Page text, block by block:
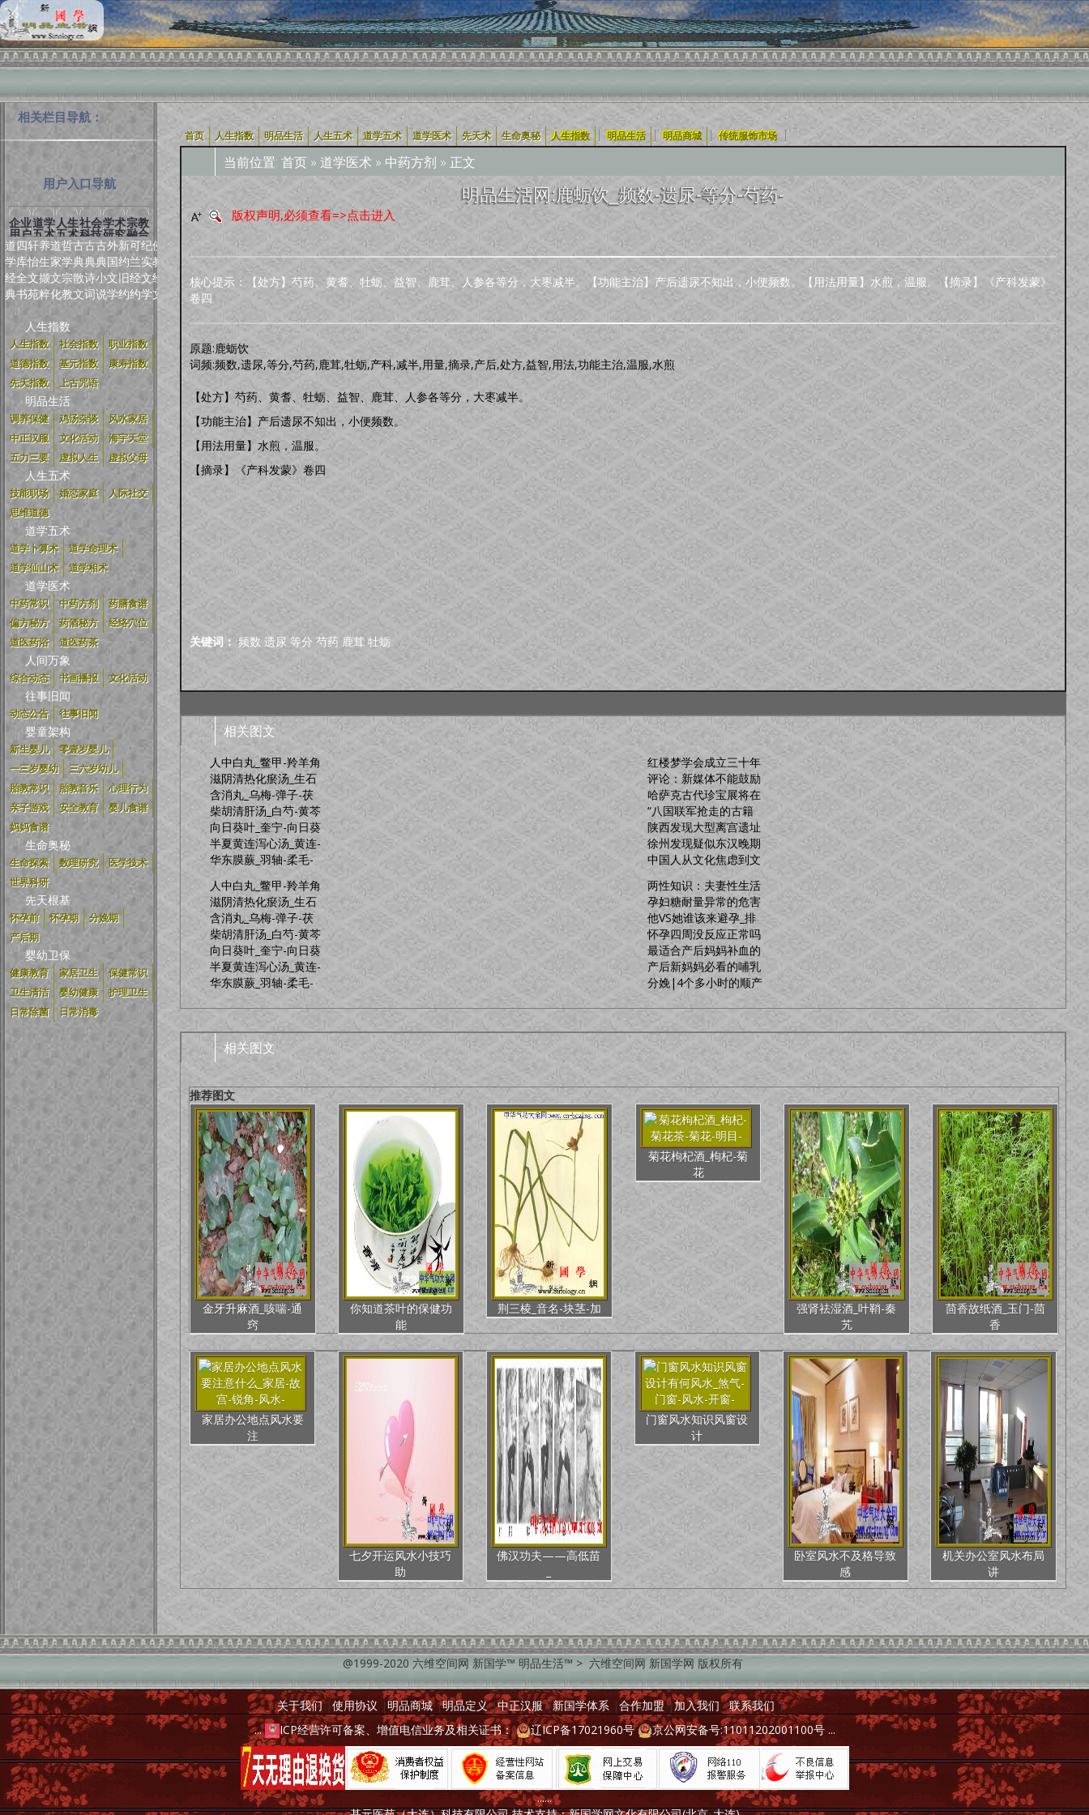
相关栏目导航：
用户入口导航
企业
用户
道学
五术
人生
五术
社会
科技
学术
研究
宗教
融合
道
学
经
典
四
库
全
书
轩
怡
文
苑
养
生
撷
粹
道
家
文
化
哲
学
宗
教
古
典
散
文
古
典
诗
词
古
典
小
说
外
国
文
学
新
约
旧
约
可
兰
经
约
纪
实
文
学
佛
教
经
文
人生指数
人生指数 社会指数
职业指数
道德指数
基元指数
康寿指数
先天指数
上古咒语
明品生活
调养保健 鸡汤杂谈
风水家居
中正汉服
文化活动
海宇天堂
五力三要
虚拟人生 虚拟父母
人生五术
技能职场 婚恋家庭
人际社交
思维道德
道学五术
道学卜算术
道学命理术
道学仙山术
道学相术
道学医术
中药常识 中药方剂
药膳食谱
偏方秘方
药酒秘方
经络穴位
道医药浴
道医药茶
人间万象
综合动态 书画播报 文化活动
往事旧闻
动态公告 往事旧闻
婴童架构
新生婴儿
零壹岁婴儿
一三岁婴幼
三六岁幼儿
胎教常识
胎教音乐
心理行为
亲子游戏
安全教育
婴儿食谱
妈妈食谱
生命奥秘
生命探索 数理研究
医学技术
世界科研
先天根基
怀孕前 怀孕期
分娩期
产后期
婴幼卫保
健康教育 家居卫生
保健常识
卫生清洁
婴幼健康
护理卫生
日常除菌
日常消毒
首页 人生指数 明品生活 人生五术 道学五术 道学医术 先天术 生命奥秘 人生指数 | 明品生活 | 明品商城 | 传统服饰市场 |
当前位置: 首页 » 道学医术» 中药方剂 » 正文
明品生活网:鹿蛎饮_频数-遗尿-等分-芍药-
版权声明,必须查看=>点击进入
核心提示：【处方】芍药、黄耆、牡蛎、益智、鹿茸、人参各等分，大枣减半。【功能主治】产后遗尿不知出，小便频数。【用法用量】水煎，温服。【摘录】《产科发蒙》
卷四
原题:鹿蛎饮
词频:频数,遗尿,等分,芍药,鹿茸,牡蛎,产科,减半,用量,摘录,产后,处方,益智,用法,功能主治,温服,水煎
【处方】芍药、黄耆、牡蛎、益智、鹿茸、人参各等分，大枣减半。
【功能主治】产后遗尿不知出，小便频数。
【用法用量】水煎，温服。
【摘录】《产科发蒙》卷四
关键词： 频数 遗尿 等分 芍药 鹿茸 牡蛎
相关图文
人中白丸_鳖甲-羚羊角
滋阴清热化瘀汤_生石
含消丸_乌梅-弹子-茯
柴胡清肝汤_白芍-黄芩
向日葵叶_奎宁-向日葵
半夏黄连泻心汤_黄连-
华东膜蕨_羽轴-柔毛-
红楼梦学会成立三十年
评论：新媒体不能鼓励
哈萨克古代珍宝展将在
“八国联军抢走的古籍
陕西发现大型离宫遗址
徐州发现疑似东汉晚期
中国人从文化焦虑到文
人中白丸_鳖甲-羚羊角
滋阴清热化瘀汤_生石
含消丸_乌梅-弹子-茯
柴胡清肝汤_白芍-黄芩
向日葵叶_奎宁-向日葵
半夏黄连泻心汤_黄连-
华东膜蕨_羽轴-柔毛-
两性知识：夫妻性生活
孕妇糖耐量异常的危害
他VS她谁该来避孕_排
怀孕四周没反应正常吗
最适合产后妈妈补血的
产后新妈妈必看的哺乳
分娩|4个多小时的顺产
相关图文
推荐图文
金牙升麻酒_咳喘-通
窍
你知道茶叶的保健功
能
荆三棱_音名-块茎-加
菊花枸杞酒_枸杞-菊
花
强肾祛湿酒_叶鞘-秦
艽
茴香故纸酒_玉门-茴
香
家居办公地点风水要
注
七夕开运风水小技巧
助
佛汉功夫——高低苗
门窗风水知识风窗设
计
卧室风水不及格导致
感
机关办公室风水布局
讲
@1999-2020 六维空间网 新国学™ 明品生活™ > 六维空间网 新国学网 版权所有
关于我们|使用协议 | 明品商城|明品定义|中正汉服|新国学体系 |合作加盟|加入我们|联系我们|
...
ICP经营许可备案、增值电信业务及相关证书： 辽ICP备17021960号 京公网安备号:11011202001100号...
......